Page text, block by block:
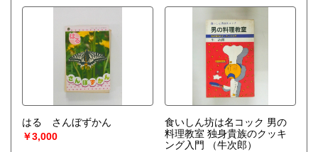
はる さんぼずかん
￥3,000
食いしん坊は名コック 男の
料理教室 独身貴族のクッキ
ング入門
（牛次郎）